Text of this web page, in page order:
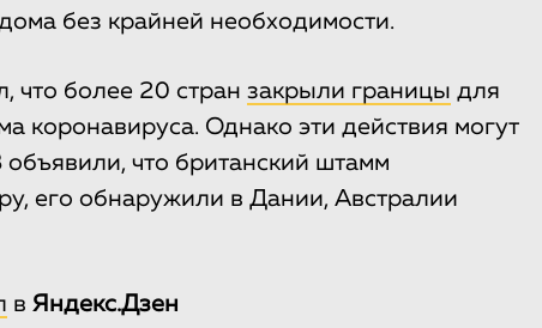
без крайней необходимости.
что более 20 стран закрыли границы для
коронавируса. Однако эти действия могут
что британский штамм
его обнаружили в Дании, Австралии
в Яндекс.Дзен